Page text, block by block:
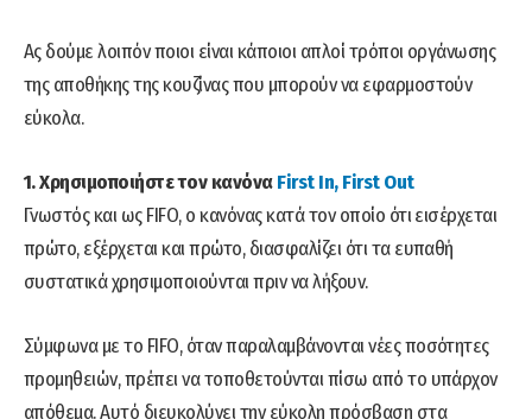
Ας δούμε λοιπόν ποιοι είναι κάποιοι απλοί τρόποι οργάνωσης
της αποθήκης της κουζίνας που μπορούν να εφαρμοστούν
εύκολα.
1. Χρησιμοποιήστε τον κανόναFirst In, First Out
Γνωστός και ως FIFO, ο κανόνας κατά τον οποίο ότι εισέρχεται
πρώτο, εξέρχεται και πρώτο, διασφαλίζει ότι τα ευπαθή
συστατικά χρησιμοποιούνται πριν να λήξουν.
Σύμφωνα με το FIFO, όταν παραλαμβάνονται νέες ποσότητες
προμηθειών, πρέπει να τοποθετούνται πίσω από το υπάρχον
απόθεμα. Αυτό διευκολύνει την εύκολη πρόσβαση στα